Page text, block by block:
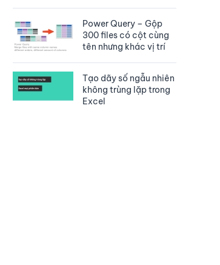
Power Query – Gộp
300 files có cột cùng
tên nhưng khác vị trí
Tạo dãy số ngẫu nhiên
không trùng lặp trong
Excel